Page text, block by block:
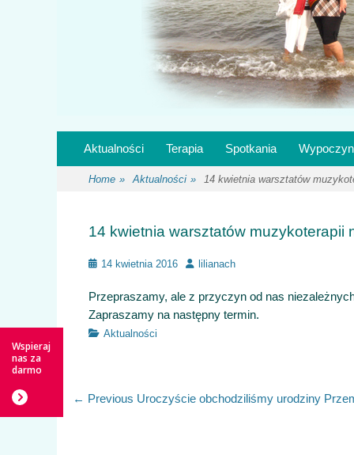
Secondary Menu
content
Aktualności Terapia Spotkania
Home » Aktualności » 14 kwietnia warsztatów
14 kwietnia warsztatów muzykoterapii
Posted
14 kwietnia 2016 Authorlilianach
Przepraszamy, ale z przyczyn od nas
Zapraszamy na następny termin.
Categories
Aktualności
Nawigacja
← Previous Previous
Uroczyście obchodziliśmy urodziny
Wspieraj
nas za
darmo